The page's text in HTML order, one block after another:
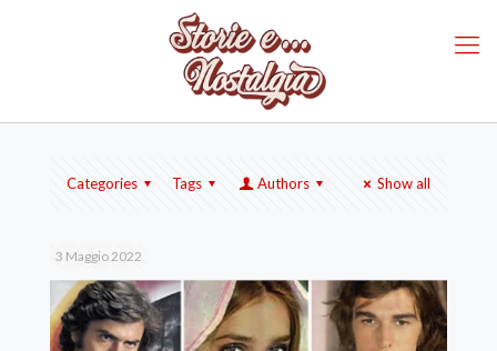
Categories Tags Authors Show all
3 Maggio 2022